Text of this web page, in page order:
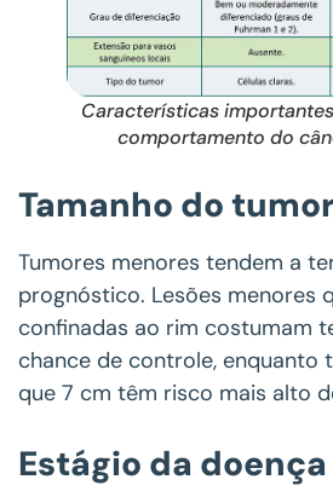
Características
comportamento do
Tamanho do
Tumores menores tendem a
prognóstico. Lesões menores
confinadas ao rim costumam
chance de controle, enquanto
que 7 cm têm risco mais alto
Estágio da doença